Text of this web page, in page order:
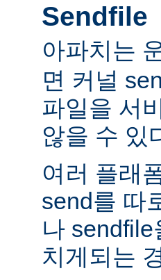
Sendfile
아파치는
면 커널
파일을 서
않을 수 있
여러 플래
send를 따
나
치게되는